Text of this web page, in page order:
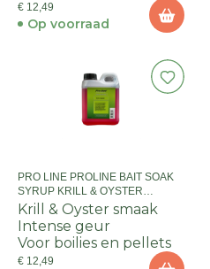
€ 12,49
Op voorraad
PRO LINE PROLINE BAIT SOAK
SYRUP KRILL & OYSTER
1000ML
Krill & Oyster smaak
Intense geur
Voor boilies en pellets
€ 12,49